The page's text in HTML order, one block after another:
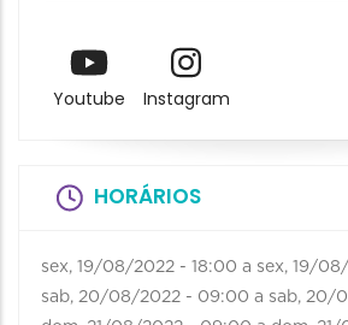
Youtube Instagram
HORÁRIOS
sex, 19/08/2022 - 18:00 a sex, 19/
sab, 20/08/2022 - 09:00 a sab, 20/